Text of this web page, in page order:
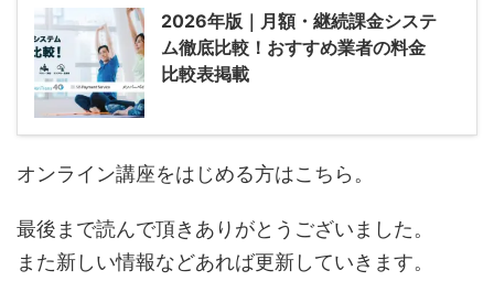
2026年版｜月額・継続課金システ
ム徹底比較！おすすめ業者の料金
比較表掲載
オンライン講座をはじめる方はこちら。
最後まで読んで頂きありがとうございました。
また新しい情報などあれば更新していきます。